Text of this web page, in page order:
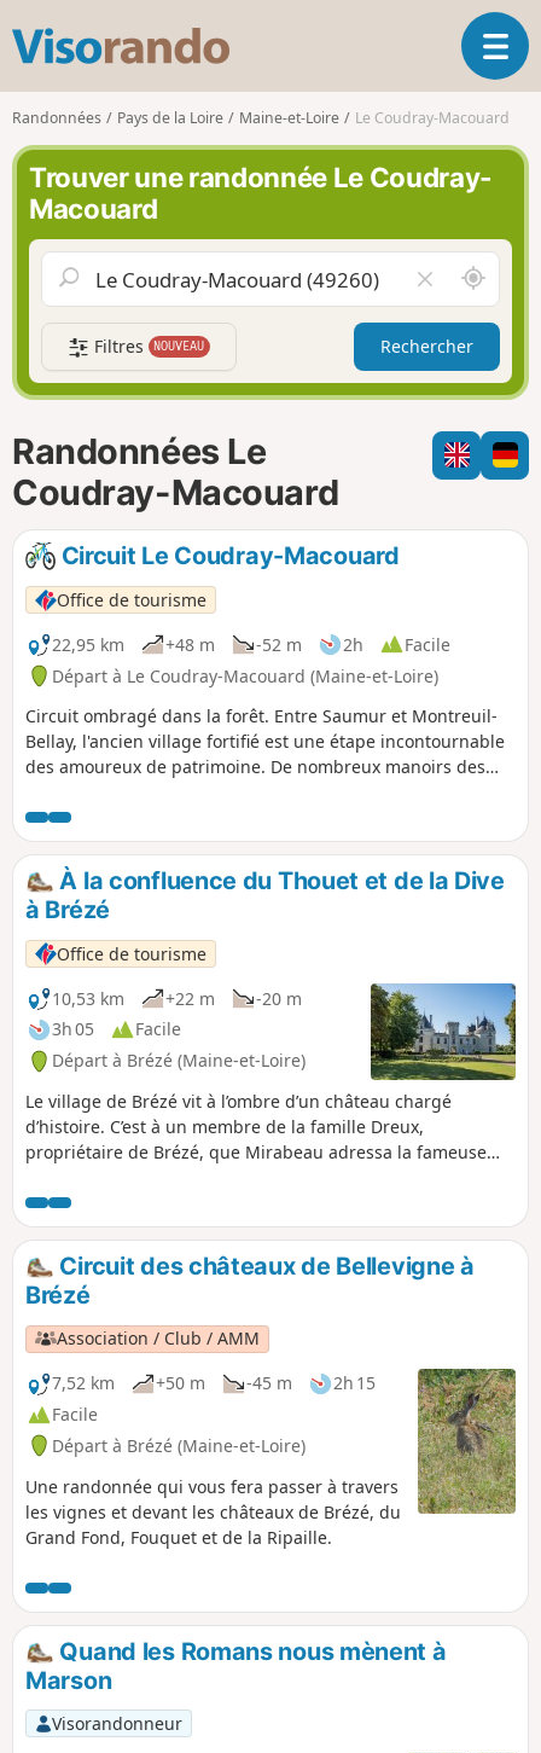
s
o
r
n
o
O
u
a
n
v
g
a
i
o
Randonnées Pays de la Loire Maine-et-Loire Le Coudray-Macouard
Trouver une randonnée Le Coudray-
Macouard
i
d
e
r
l
e
h
m
A
u
t
u
r
d
e
m
i
Filtres NOUVEAU Rechercher
Randonnées Le
Coudray-Macouard
Circuit Le Coudray-Macouard
Office de tourisme
22,95 km
+48 m -52 m 2h
Facile
Départ à Le Coudray-Macouard (Maine-et-Loire)
Circuit ombragé dans la forêt. Entre Saumur et Montreuil-
Bellay, l'ancien village fortifié est une étape incontournable
des amoureux de patrimoine. De nombreux manoirs des
XVIIIème siècle jalonnent les ruelles à l'aspect médiéval.
Attention : Bien respecter le sens de circulation, le parcours
est partagé avec des randonneurs équestres.
À la confluence du Thouet et de la Dive
à Brézé
Office de tourisme
10,53 km
+22 m
-20 m
3h 05
Facile
Départ à Brézé (Maine-et-Loire)
Le village de Brézé vit à l’ombre d’un château chargé
d’histoire. C’est à un membre de la famille Dreux,
propriétaire de Brézé, que Mirabeau adressa la fameuse
peuple et nous n’en sortirons que par la force des
baïonnettes. Chemins de halage enherbés ou empierrés le
long du Thouet et du Canal de la Dive.
Circuit des châteaux de Bellevigne à
Brézé
Association / Club / AMM
7,52 km
+50 m -45 m
2h 15
Facile
Départ à Brézé (Maine-et-Loire)
Une randonnée qui vous fera passer à travers
les vignes et devant les châteaux de Brézé, du
Grand Fond, Fouquet et de la Ripaille.
Quand les Romans nous mènent à
Marson
Visorandonneur